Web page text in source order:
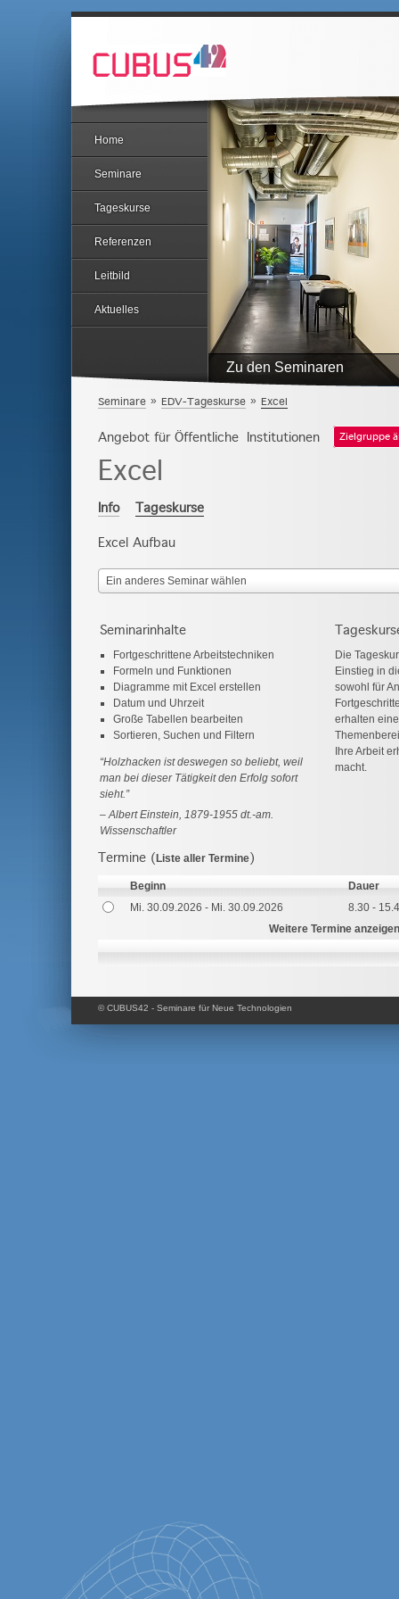
Zu den Seminaren
Home
Seminare
Tageskurse
Referenzen
Leitbild
Aktuelles
Seminare » EDV-Tageskurse » Excel
Angebot für Öffentliche Institutionen Zielgruppe
Excel
Info Tageskurse
Excel Aufbau
Ein anderes Seminar wählen
Seminarinhalte
Fortgeschrittene Arbeitstechniken
Formeln und Funktionen
Diagramme mit Excel erstellen
Datum und Uhrzeit
Große Tabellen bearbeiten
Sortieren, Suchen und Filtern
“Holzhacken ist deswegen so beliebt, weil
man bei dieser Tätigkeit den Erfolg sofort
sieht.”
Albert Einstein, 1879-1955 dt.-am.
Wissenschaftler
Die
Einstieg in
sowohl für
erhalten
Ihre Arbeit
macht.
Termine ( Liste aller Termine)
Beginn
Dauer
Mi. 30.09.2026 - Mi. 30.09.2026
8.30 -
Weitere Termine anzeigen
© CUBUS42 - Seminare für Neue Technologien